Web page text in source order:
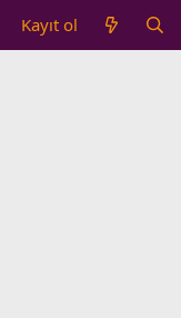
Kayıt ol